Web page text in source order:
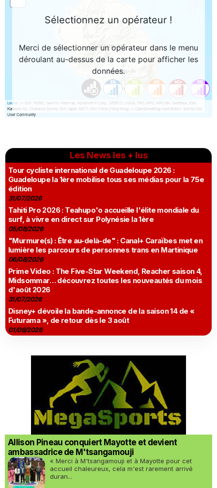
Les News les + lus
Tour cycliste international de Guadeloupe 2026 :
Guadeloupe la 1ère mobilise tous ses médias pour la 75e
édition
31/07/2026
Tahiti Pro 2026 : Teahupo'o accueille l'élite mondiale du
surf, à vivre en direct sur Polynésie la 1ère
05/08/2026
"Murmure(s) : Être au-delà-de" : Canal+ Caraïbes met en
lumière les parcours de personnes trans en Martinique
06/08/2026
Prime Video : The Five-Star Weekend, Reacher saison 4,
Midsommar… découvrez toutes les nouveautés du mois
d'août 2026
31/07/2026
Disney+ dévoile la bande-annonce de la saison 14 de «
Futurama », de retour dès le 3 août
01/08/2026
Allison Pineau conquiert Mayotte et devient
ambassadrice de M'tsangamouji
« Merci à M'tsangamouji et à Mayotte pour cet
accueil chaleureux, cela m'est rarement arrivé
duran...